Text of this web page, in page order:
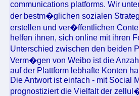
communications platforms. Wir
der bestm�glichen sozialen
erstellen und ver�ffentlichen
helfen ihnen, sich online mit ihren
Unterschied zwischen den beiden
Verm�gen von Weibo ist die
auf der Plattform lebhafte Konten
Die Antwort ist einfach - mit Social
prognostiziert die Vielfalt der